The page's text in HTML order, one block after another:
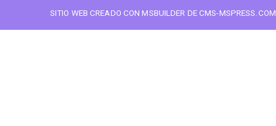
SITIO WEB CREADO CON MSBUILDER DE CMS-MSPRESS.COM